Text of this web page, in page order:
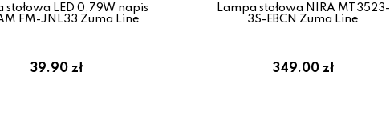
stołowa LED 0,79W napis
FM-JNL33 Zuma Line
39.90 zł
Lampa stołowa NIRA MT3523-
3S-EBCN Zuma Line
349.00 zł